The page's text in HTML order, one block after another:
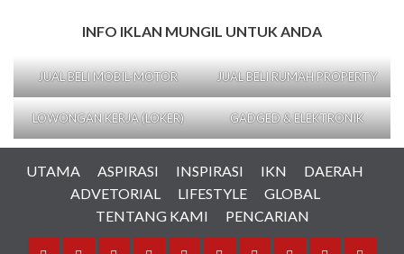
INFO IKLAN MUNGIL UNTUK ANDA
JUAL BELI MOBIL-MOTOR JUAL BELI RUMAH PROPERTY
LOWONGAN KERJA (LOKER) GADGED & ELEKTRONIK
UTAMA ASPIRASI INSPIRASI IKN
DAERAH
ADVETORIAL
LIFESTYLE
GLOBAL
TENTANG KAMI
PENCARIAN